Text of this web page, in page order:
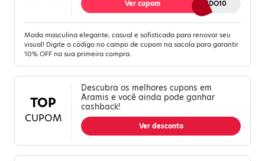
BEMVINDO10
Ver cupom
Moda masculina elegante, casual e sofisticada para renovar seu
visual! Digite o código no campo de cupom na sacola para garantir
10% OFF na sua primeira compra.
TOP
CUPOM
Descubra os melhores cupons em
Aramis e você ainda pode ganhar
cashback!
Ver desconto